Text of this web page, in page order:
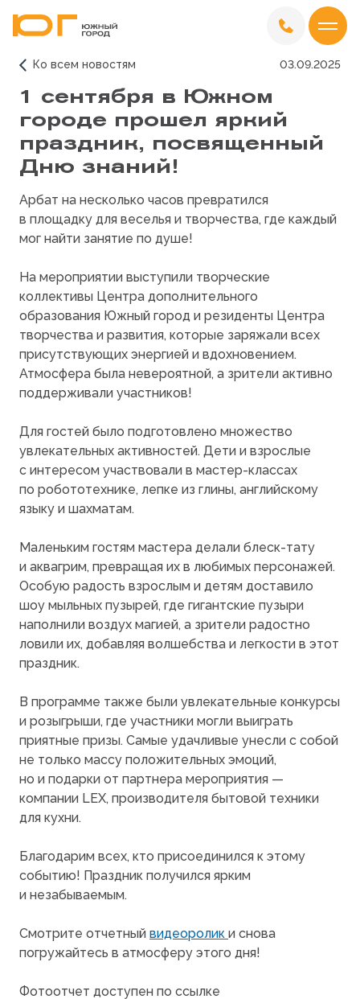
Ко всем новостям 03.09.2025
1 сентября в Южном
городе прошел яркий
праздник, посвященный
Дню знаний!
Арбат на несколько часов превратился
в площадку для веселья и творчества, где каждый
мог найти занятие по душе!
На мероприятии выступили творческие
коллективы Центра дополнительного
образования Южный город и резиденты Центра
творчества и развития, которые заряжали всех
присутствующих энергией и вдохновением.
Атмосфера была невероятной, а зрители активно
поддерживали участников!
Для гостей было подготовлено множество
увлекательных активностей. Дети и взрослые
с интересом участвовали в мастер-классах
по робототехнике, лепке из глины, английскому
языку и шахматам.
Маленьким гостям мастера делали блеск-тату
и аквагрим, превращая их в любимых персонажей.
Особую радость взрослым и детям доставило
шоу мыльных пузырей, где гигантские пузыри
наполнили воздух магией, а зрители радостно
ловили их, добавляя волшебства и легкости в этот
праздник.
В программе также были увлекательные конкурсы
и розыгрыши, где участники могли выиграть
приятные призы. Самые удачливые унесли с собой
не только массу положительных эмоций,
но и подарки от партнера мероприятия —
компании LEX, производителя бытовой техники
для кухни.
Благодарим всех, кто присоединился к этому
событию! Праздник получился ярким
и незабываемым.
Смотрите отчетный видеоролик и снова
погружайтесь в атмосферу этого дня!
Фотоотчет доступен по ссылке